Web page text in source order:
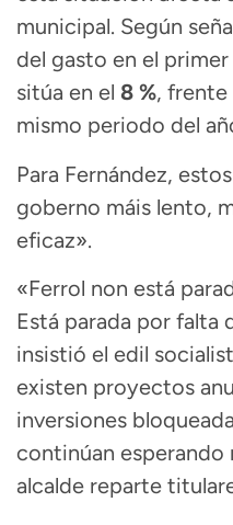
municipal. Según
del gasto en el
sitúa en el 8 %, frente
mismo periodo del
Para Fernández,
goberno máis lento,
eficaz».
«Ferrol non está
Está parada por falta
insistió el edil
existen proyectos
inversiones
continúan esperando
alcalde reparte